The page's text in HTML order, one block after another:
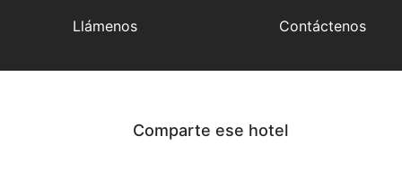
Llámenos Contáctenos
Comparte ese hotel